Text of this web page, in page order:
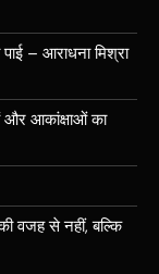
– आराधना मिश्रा
आकांक्षाओं का
वजह से नहीं, बल्कि